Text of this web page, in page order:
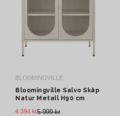
BLOOMINGVILLE
Bloomingville Salvo Skåp
Natur Metall H90 cm
5 999 kr
4 394 kr